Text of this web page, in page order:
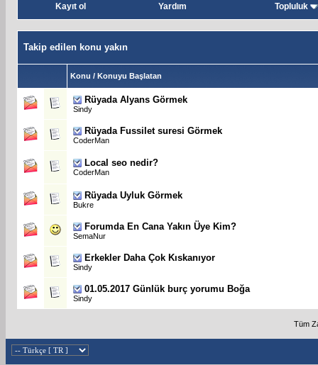
Kayıt ol Yardım Topluluk
Takip edilen konu yakın
Konu / Konuyu Başlatan
Rüyada Alyans Görmek
Sindy
Rüyada Fussilet suresi Görmek
CoderMan
Local seo nedir?
CoderMan
Rüyada Uyluk Görmek
Bukre
Forumda En Cana Yakın Üye Kim?
SemaNur
Erkekler Daha Çok Kıskanıyor
Sindy
01.05.2017 Günlük burç yorumu Boğa
Sindy
Tüm